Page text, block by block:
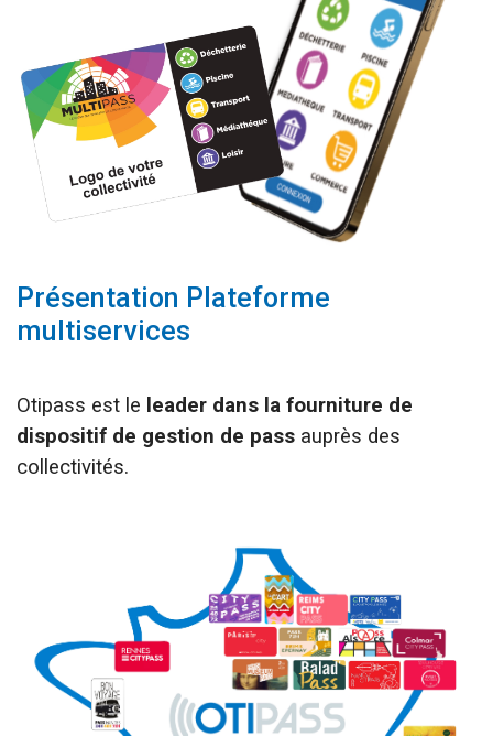
Présentation Plateforme
multiservices
Otipass est le leader dans la fourniture de
dispositif de gestion de pass auprès des
collectivités.